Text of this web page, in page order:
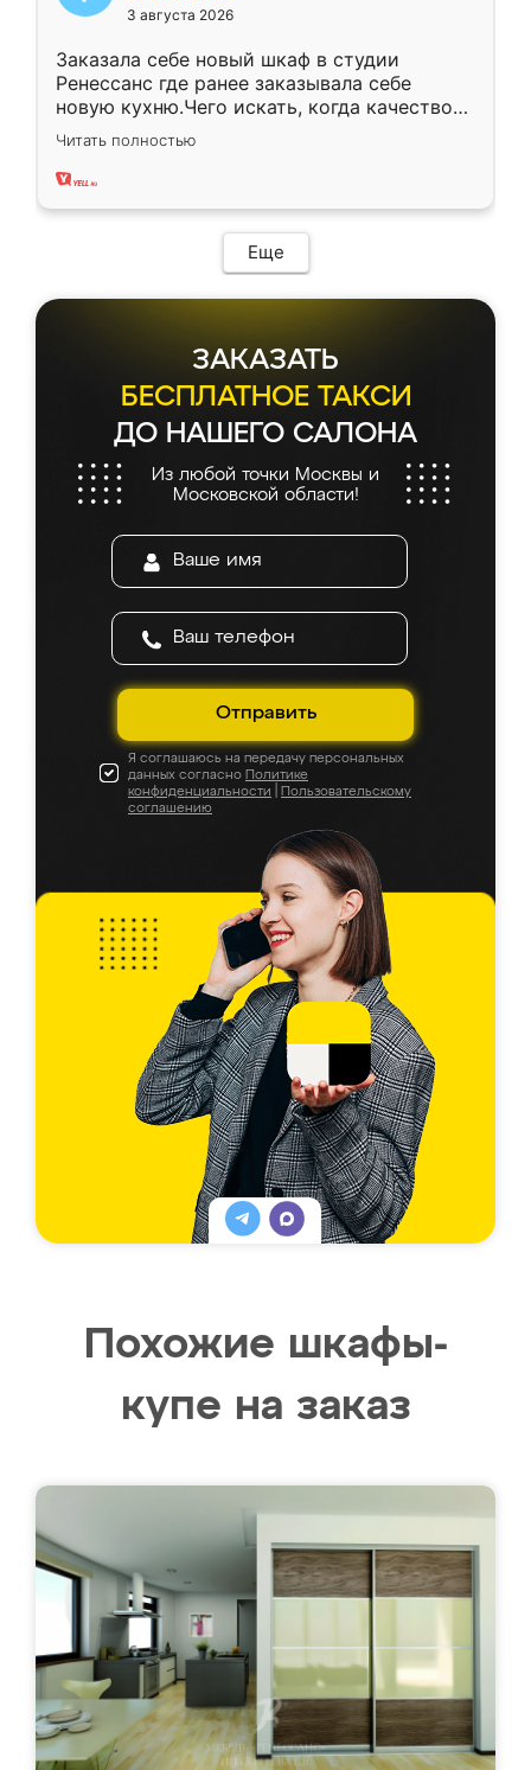
3 августа 2026
Заказала себе новый шкаф в студии
Ренессанс где ранее заказывала себе
новую кухню.Чего искать, когда качеством
вполне довольна. Служит кухня уже почти
два года, нареканий нет.
Читать полностью
Еще
ЗАКАЗАТЬ
БЕСПЛАТНОЕ ТАКСИ
ДО НАШЕГО САЛОНА
Из любой точки Москвы и
Московской области!
Отправить
Я соглашаюсь на передачу персональных
данных согласно Политике
конфиденциальности
Пользовательскому
соглашению
Похожие шкафы-
купе на заказ